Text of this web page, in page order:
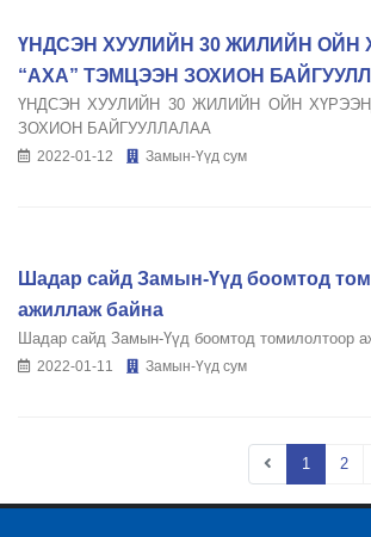
ҮНДСЭН ХУУЛИЙН 30 ЖИЛИЙН ОЙН
“АХА” ТЭМЦЭЭН ЗОХИОН
ҮНДСЭН ХУУЛИЙН 30 ЖИЛИЙН ОЙН
ЗОХИОН БАЙГУУЛЛАЛАА
2022-01-12 Замын-Үүд сум
Шадар сайд Замын-Үүд боомтод
ажиллаж байна
Шадар сайд Замын-Үүд боомтод томилолтоор
2022-01-11 Замын-Үүд сум
1 2